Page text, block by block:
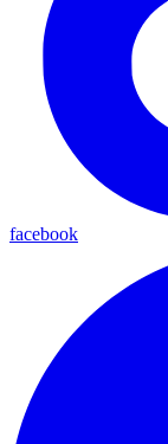
facebook